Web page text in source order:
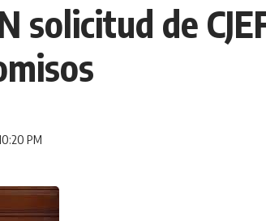
solicitud de
PM